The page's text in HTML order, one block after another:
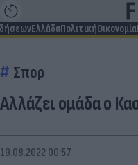
ΕλλάδαΠολιτικήΟικονομία
Σπορ
Αλλάζει ομάδα ο
19.08.2022 00:57